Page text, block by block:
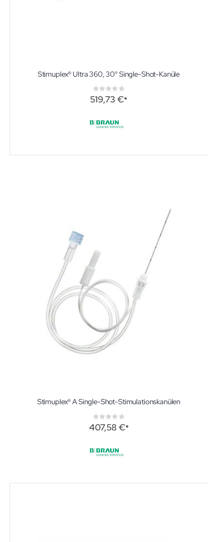
Stimuplex® Ultra 360, 30° Single-Shot-Kanüle
Rating:
0%
519,73 €
Stimuplex® A Single-Shot-Stimulationskanülen
Rating:
0%
407,58 €